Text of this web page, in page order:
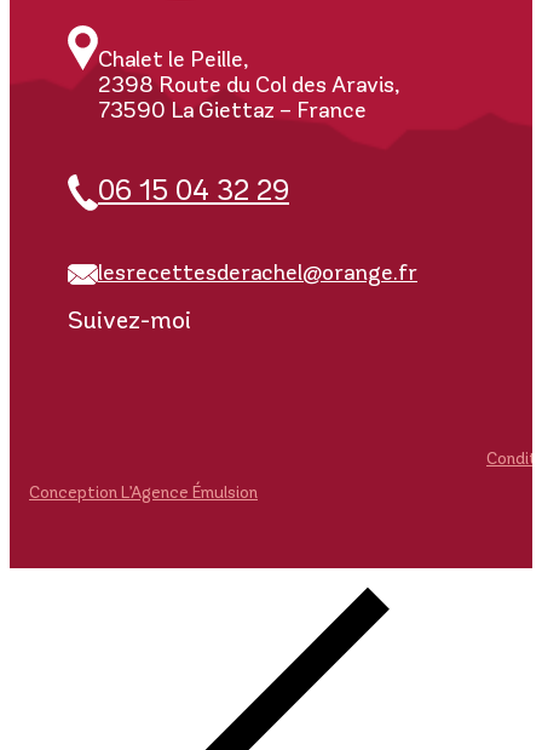
Chalet le Peille,
2398 Route du Col des Aravis,
73590 La Giettaz – France
06 15 04 32 29
lesrecettesderachel@orange.fr
Suivez-moi
Conception L’Agence Émulsion